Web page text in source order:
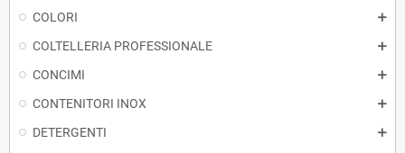
COLORI
COLTELLERIA PROFESSIONALE
CONCIMI
CONTENITORI INOX
DETERGENTI